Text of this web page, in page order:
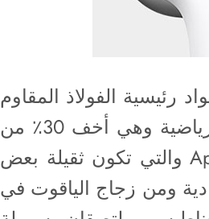
الفولاذ المقاوم
للصداً في ساعة أبل العادية والألومنيوم في ساعة أبل الرياضية وهي أخف 30٪ من
العادية وذهب عيار 18 بساعة أبل الخاصة أو Apple Edtion والتي تكون ثقيلة بعض
ومن زجاج الياقوت في